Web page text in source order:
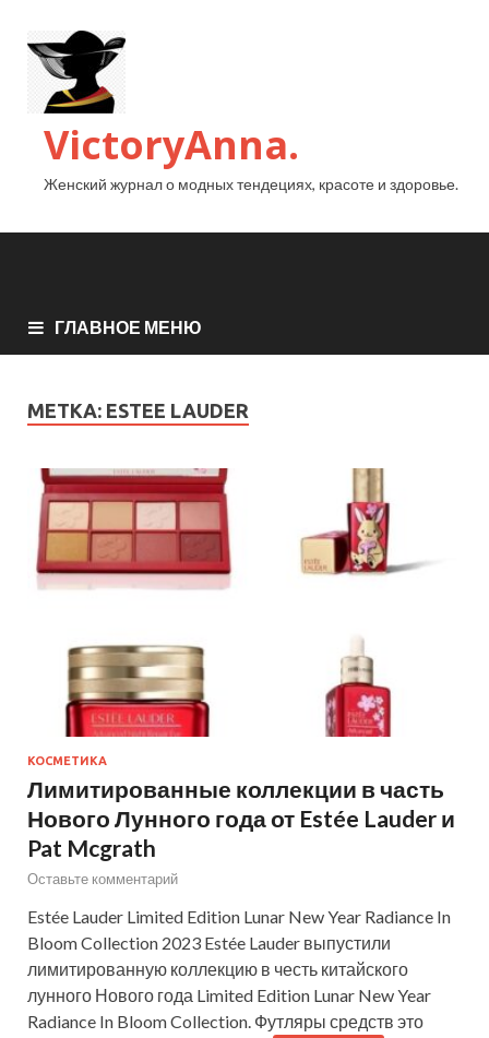
VictoryAnna.
Женский журнал о модных тендециях, красоте и здоровье.
ГЛАВНОЕ МЕНЮ
МЕТКА: ESTEE LAUDER
КОСМЕТИКА
Лимитированные коллекции в часть
Нового Лунного года от Estée Lauder и
Pat Mcgrath
Оставьте комментарий
Estée Lauder Limited Edition Lunar New Year Radiance In
Bloom Collection 2023 Estée Lauder выпустили
лимитированную коллекцию в честь китайского
лунного Нового года Limited Edition Lunar New Year
Radiance In Bloom Collection. Футляры средств это